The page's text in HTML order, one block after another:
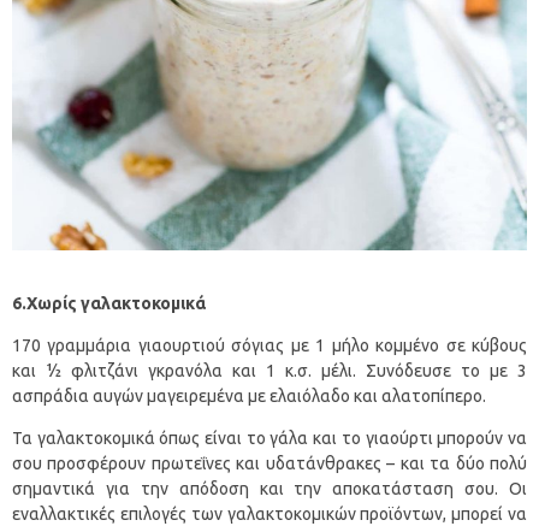
6.Χωρίς γαλακτοκομικά
170 γραμμάρια γιαουρτιού σόγιας με 1 μήλο κομμένο σε κύβους
και ½ φλιτζάνι γκρανόλα και 1 κ.σ. μέλι. Συνόδευσε το με 3
ασπράδια αυγών μαγειρεμένα με ελαιόλαδο και αλατοπίπερο.
Τα γαλακτοκομικά όπως είναι το γάλα και το γιαούρτι μπορούν να
σου προσφέρουν πρωτεΐνες και υδατάνθρακες – και τα δύο πολύ
σημαντικά για την απόδοση και την αποκατάσταση σου. Οι
εναλλακτικές επιλογές των γαλακτοκομικών προϊόντων, μπορεί να